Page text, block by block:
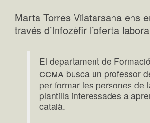
Marta Torres Vilatarsana ens
través d’Infozèfir l’oferta
El departament de
ccma busca un professor
per formar les persones de
plantilla interessades a
català.